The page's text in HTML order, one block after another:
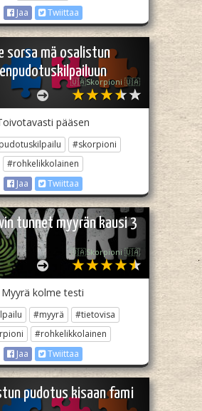
Jaa
Twiittaa
sorsa mä osalistun
🇺🇦Skorpioni 🇺🇦
pääsen
#skorpioni
#rohkelikkolainen
Jaa
Twiittaa
tunnet myyrän kausi 3
🇺🇦Skorpioni 🇺🇦
Myyrä kolme testi
#myyrä
#tietovisa
#rohkelikkolainen
Jaa
Twiittaa
pudotus kisaan fami